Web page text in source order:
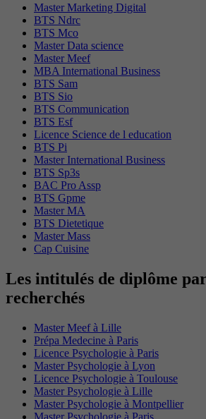
Master Marketing Digital
BTS Ndrc
BTS Mco
Master Data science
Master Meef
MBA International Business
BTS Sam
BTS Sio
BTS Communication
BTS Esf
Licence Science de l education
BTS Pi
Master International Business
BTS Sp3s
BAC Pro Assp
BTS Gpme
Master MA
BTS Dietetique
Master Mass
Cap Cuisine
Les intitulés de diplôme
recherchés
Master Meef à Lille
Prépa Medecine à Paris
Licence Psychologie à Paris
Master Psychologie à Lyon
Licence Psychologie à Toulouse
Master Psychologie à Lille
Master Psychologie à Montpellier
Master Psychologie à Paris